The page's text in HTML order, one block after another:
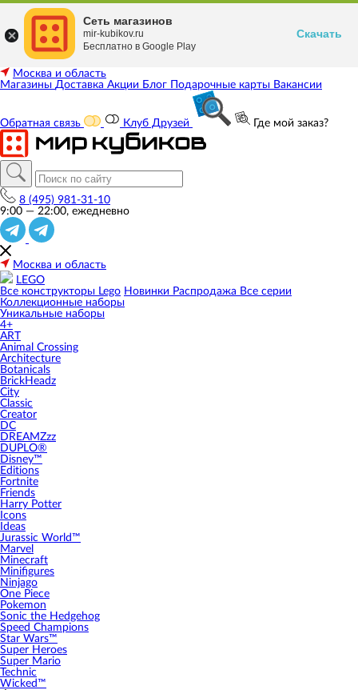
Москва и область
Магазины Доставка Акции Блог Подарочные карты Вакансии
Обратная связь Клуб Друзей Где мой заказ?
8 (495) 981-31-10
9:00 — 22:00, ежедневно
Москва и область
LEGO
Все конструкторы Lego Новинки Распродажа Все серии
Коллекционные наборы
Уникальные наборы
4+
ART
Animal Crossing
Architecture
Botanicals
BrickHeadz
City
Classic
Creator
DC
DREAMZzz
DUPLO®
Disney™
Editions
Fortnite
Friends
Harry Potter
Icons
Ideas
Jurassic World™
Marvel
Minecraft
Minifigures
Ninjago
One Piece
Pokemon
Sonic the Hedgehog
Speed Champions
Star Wars™
Super Heroes
Super Mario
Technic
Wicked™
Сеть магазинов
mir-kubikov.ru
Бесплатно в Google Play
Скачать